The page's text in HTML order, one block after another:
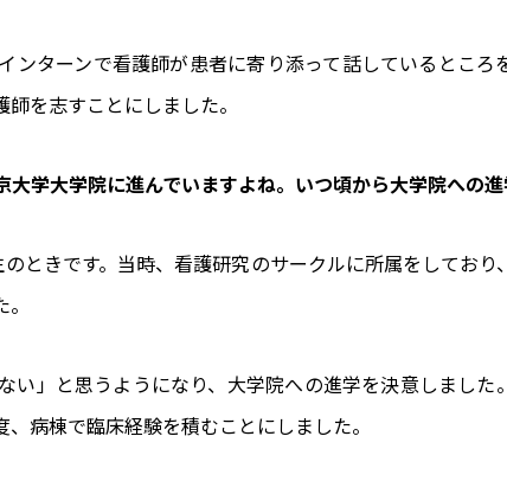
ンターンで看護師が患者に寄り添って話しているとこ
を志すことにしました。
大学大学院に進んでいますよね。いつ頃から大学院への
ときです。当時、看護研究のサークルに所属をしてお
い」と思うようになり、大学院への進学を決意しまし
病棟で臨床経験を積むことにしました。